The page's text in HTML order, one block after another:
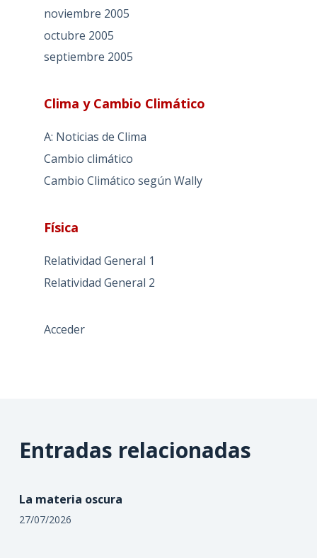
noviembre 2005
octubre 2005
septiembre 2005
Clima y Cambio Climático
A: Noticias de Clima
Cambio climático
Cambio Climático según Wally
Física
Relatividad General 1
Relatividad General 2
Acceder
Entradas relacionadas
La materia oscura
27/07/2026